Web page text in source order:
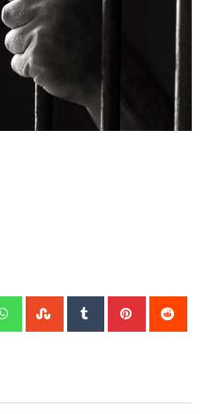
WhatsappStumbleUpon
Tumblr Pinterest